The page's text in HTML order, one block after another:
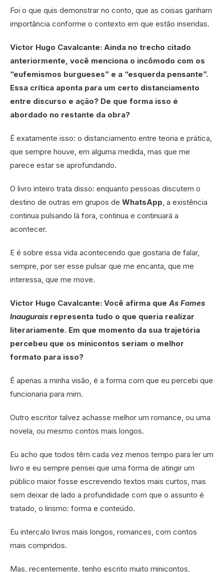
Foi o que quis demonstrar no conto, que as coisas ganham
importância conforme o contexto em que estão inseridas.
Victor Hugo Cavalcante: Ainda no trecho citado
anteriormente, você menciona o incômodo com os
“eufemismos burgueses” e a “esquerda pensante”.
Essa crítica aponta para um certo distanciamento
entre discurso e ação? De que forma isso é
abordado no restante da obra?
É exatamente isso: o distanciamento entre teoria e prática,
que sempre houve, em alguma medida, mas que me
parece estar se aprofundando.
O livro inteiro trata disso: enquanto pessoas discutem o
destino de outras em grupos de WhatsApp , a existência
continua pulsando lá fora, continua e continuará a
acontecer.
E é sobre essa vida acontecendo que gostaria de falar,
sempre, por ser esse pulsar que me encanta, que me
interessa, que me move.
Victor Hugo Cavalcante: Você afirma que As Fomes
Inaugurais representa tudo o que queria realizar
literariamente. Em que momento da sua trajetória
percebeu que os minicontos seriam o melhor
formato para isso?
É apenas a minha visão, é a forma com que eu percebi que
funcionaria para mim.
Outro escritor talvez achasse melhor um romance, ou uma
novela, ou mesmo contos mais longos.
Eu acho que todos têm cada vez menos tempo para ler um
livro e eu sempre pensei que uma forma de atingir um
público maior fosse escrevendo textos mais curtos, mas
sem deixar de lado a profundidade com que o assunto é
tratado, o lirismo: forma e conteúdo.
Eu intercalo livros mais longos, romances, com contos
mais compridos.
Mas, recentemente, tenho escrito muito minicontos,